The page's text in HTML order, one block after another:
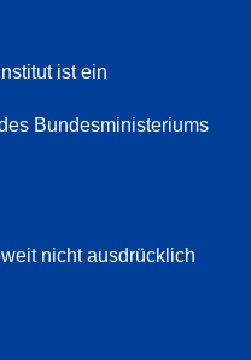
ist ein
Bundesministeriums
nicht ausdrücklich